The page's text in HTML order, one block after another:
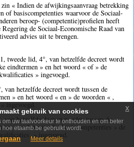
« Indien de afwijkingsaanvraag betrekking
of basiscompetenties waarvoor de Sociaal-
beroep- (competentie)profielen heeft
de Sociaal-Economische Raad van
advies uit te brengen.
tweede lid, 4°, van hetzelfde decreet wordt
eindtermen » en het woord « of » de
» ingevoegd.
van hetzelfde decreet wordt tussen de
» en het woord « en » de woorden « ,
ingevoegd.
van hetzelfde decreet worden tussen de
» en het woord « basiscompetenties » de
» ingevoegd.
gebruik van cookies
uw taalvoorkeur te onthouden en om beter
hoe etaamb.be gebruikt wordt.
Meer details
x